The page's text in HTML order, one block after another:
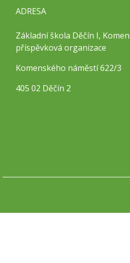
ADRESA
Základní škola Děčín I,
příspěvková organizace
Komenského náměstí 622/3
405 02 Děčín 2